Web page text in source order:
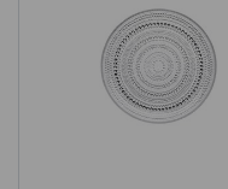
Suunnittelija
Oiva Toikka